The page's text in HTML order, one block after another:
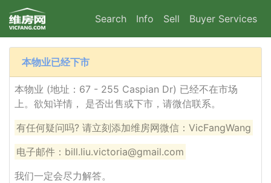
Search Info Sell Buyer Services
本物业已经下市
本物业 (地址：67 - 255 Caspian Dr) 已经不在市场
上。欲知详情， 是否出售或下市，请微信联系。
有任何疑问吗? 请立刻添加维房网微信：VicFangWang
电子邮件：bill.liu.victoria@gmail.com
我们一定会尽力解答。